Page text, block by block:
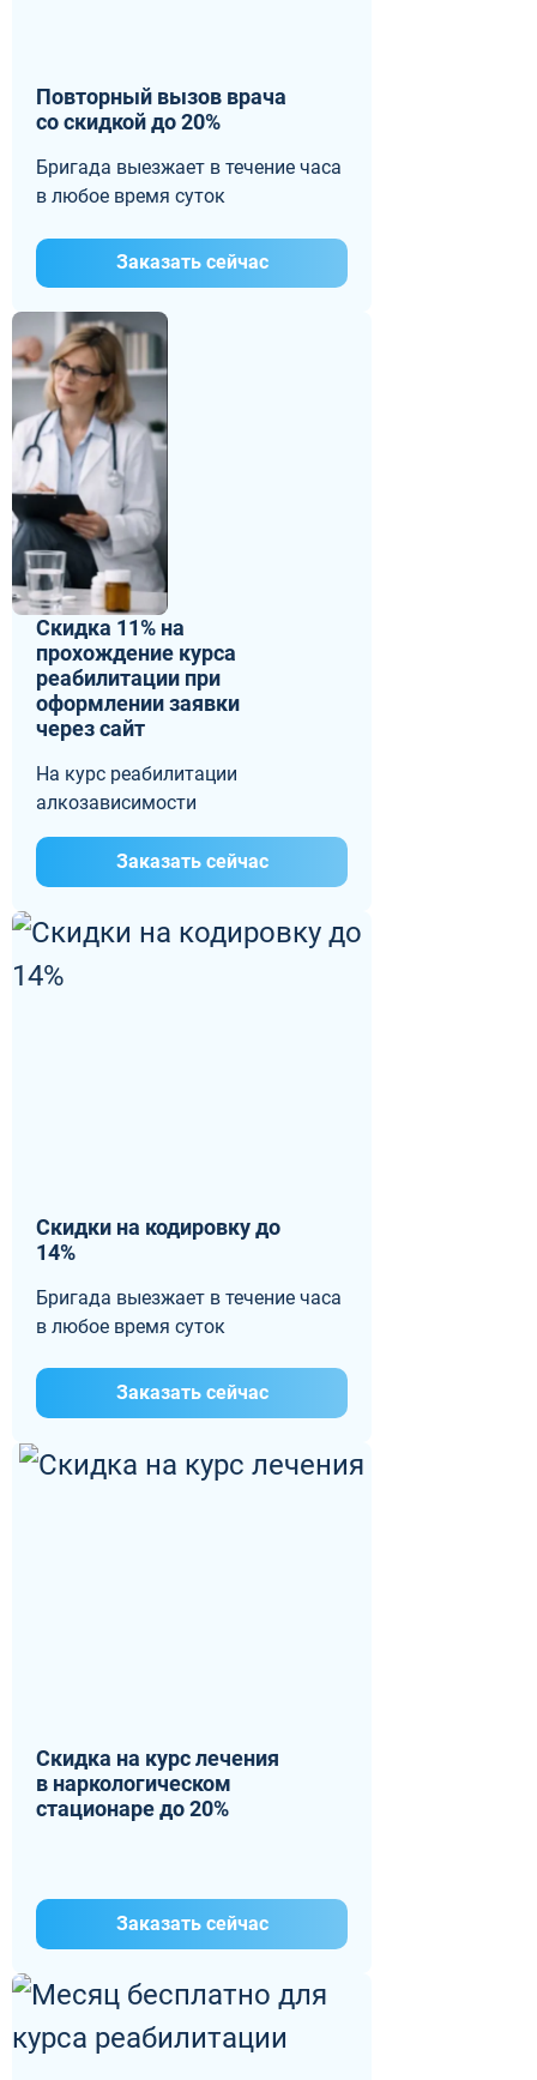
Повторный вызов врача
со скидкой до 20%
Бригада выезжает в течение часа
в любое время суток
Заказать сейчас
Скидка 11% на
прохождение курса
реабилитации при
оформлении заявки
через сайт
На курс реабилитации
алкозависимости
Заказать сейчас
Скидки на кодировку до
14%
Бригада выезжает в течение часа
в любое время суток
Заказать сейчас
Скидка на курс лечения
в наркологическом
стационаре до 20%
Заказать сейчас